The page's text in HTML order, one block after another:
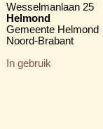
Wesselmanlaan 25
Helmond
Gemeente Helmond
Noord-Brabant
In gebruik